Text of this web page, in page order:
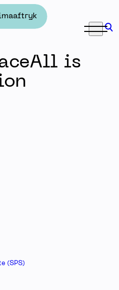
& Gymnasier
is
(SPS)